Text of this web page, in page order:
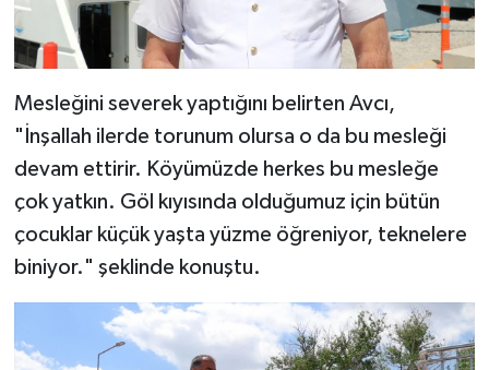
Mesleğini severek yaptığını belirten Avcı,
"İnşallah ilerde torunum olursa o da bu mesleği
devam ettirir. Köyümüzde herkes bu mesleğe
çok yatkın. Göl kıyısında olduğumuz için bütün
çocuklar küçük yaşta yüzme öğreniyor, teknelere
biniyor." şeklinde konuştu.